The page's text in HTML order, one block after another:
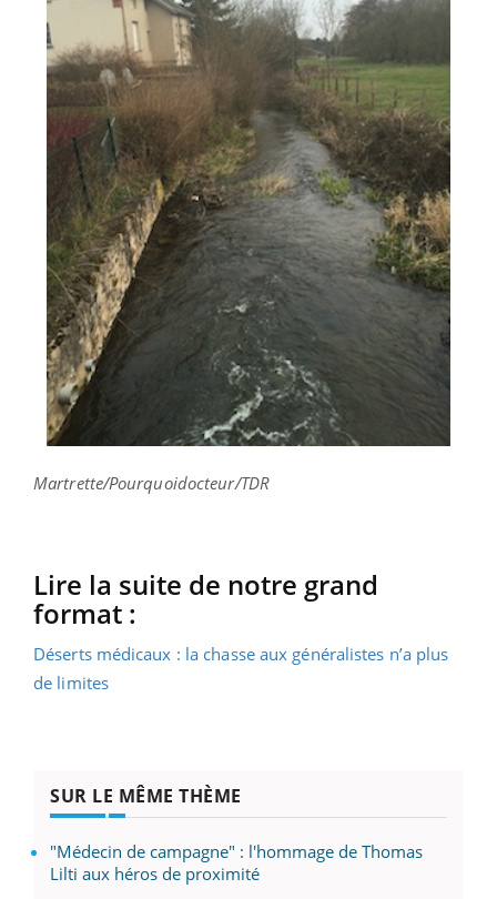
Martrette/Pourquoidocteur/TDR
Lire la suite de notre grand
format :
Déserts médicaux : la chasse aux généralistes n’a plus
de limites
SUR LE MÊME THÈME
"Médecin de campagne" : l'hommage de Thomas
Lilti aux héros de proximité